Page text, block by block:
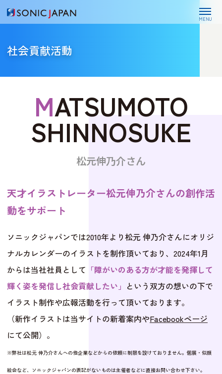
MENU
社会貢献活動
MATSUMOTO
SHINNOSUKE
松元伸乃介さん
天才イラストレーター松元伸乃介さんの創作活
動をサポート
ソニックジャパンでは2010年より松元 伸乃介さんにオリジ
ナルカレンダーのイラストを制作頂いており、2024年1月
からは当社社員として 「障がいのある方が才能を発揮して
輝く姿を発信し社会貢献したい」 という双方の想いの下で
イラスト制作や広報活動を行って頂いております。
（新作イラストは当サイトの新着案内やFacebookページ
にて公開）。
※弊社は松元 伸乃介さんへの他企業などからの依頼に制限を設けておりません。個展・似顔
絵会など、ソニックジャパンの表記がないものは主催者などに直接お問い合わせ下さい。